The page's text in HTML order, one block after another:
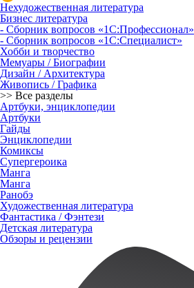
Нехудожественная литература
Бизнес литература
- Сборник вопросов «1С:Профессионал»
- Сборник вопросов «1С:Специалист»
Хобби и творчество
Мемуары / Биографии
Дизайн / Архитектура
Живопись / Графика
>> Все разделы
Артбуки, энциклопедии
Артбуки
Гайды
Энциклопедии
Комиксы
Супергероика
Манга
Манга
Ранобэ
Художественная литература
Фантастика / Фэнтези
Детская литература
Обзоры и рецензии